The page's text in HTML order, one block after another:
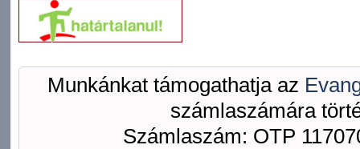
Munkánkat támogathatja az
számlaszámára
Számlaszám: OTP